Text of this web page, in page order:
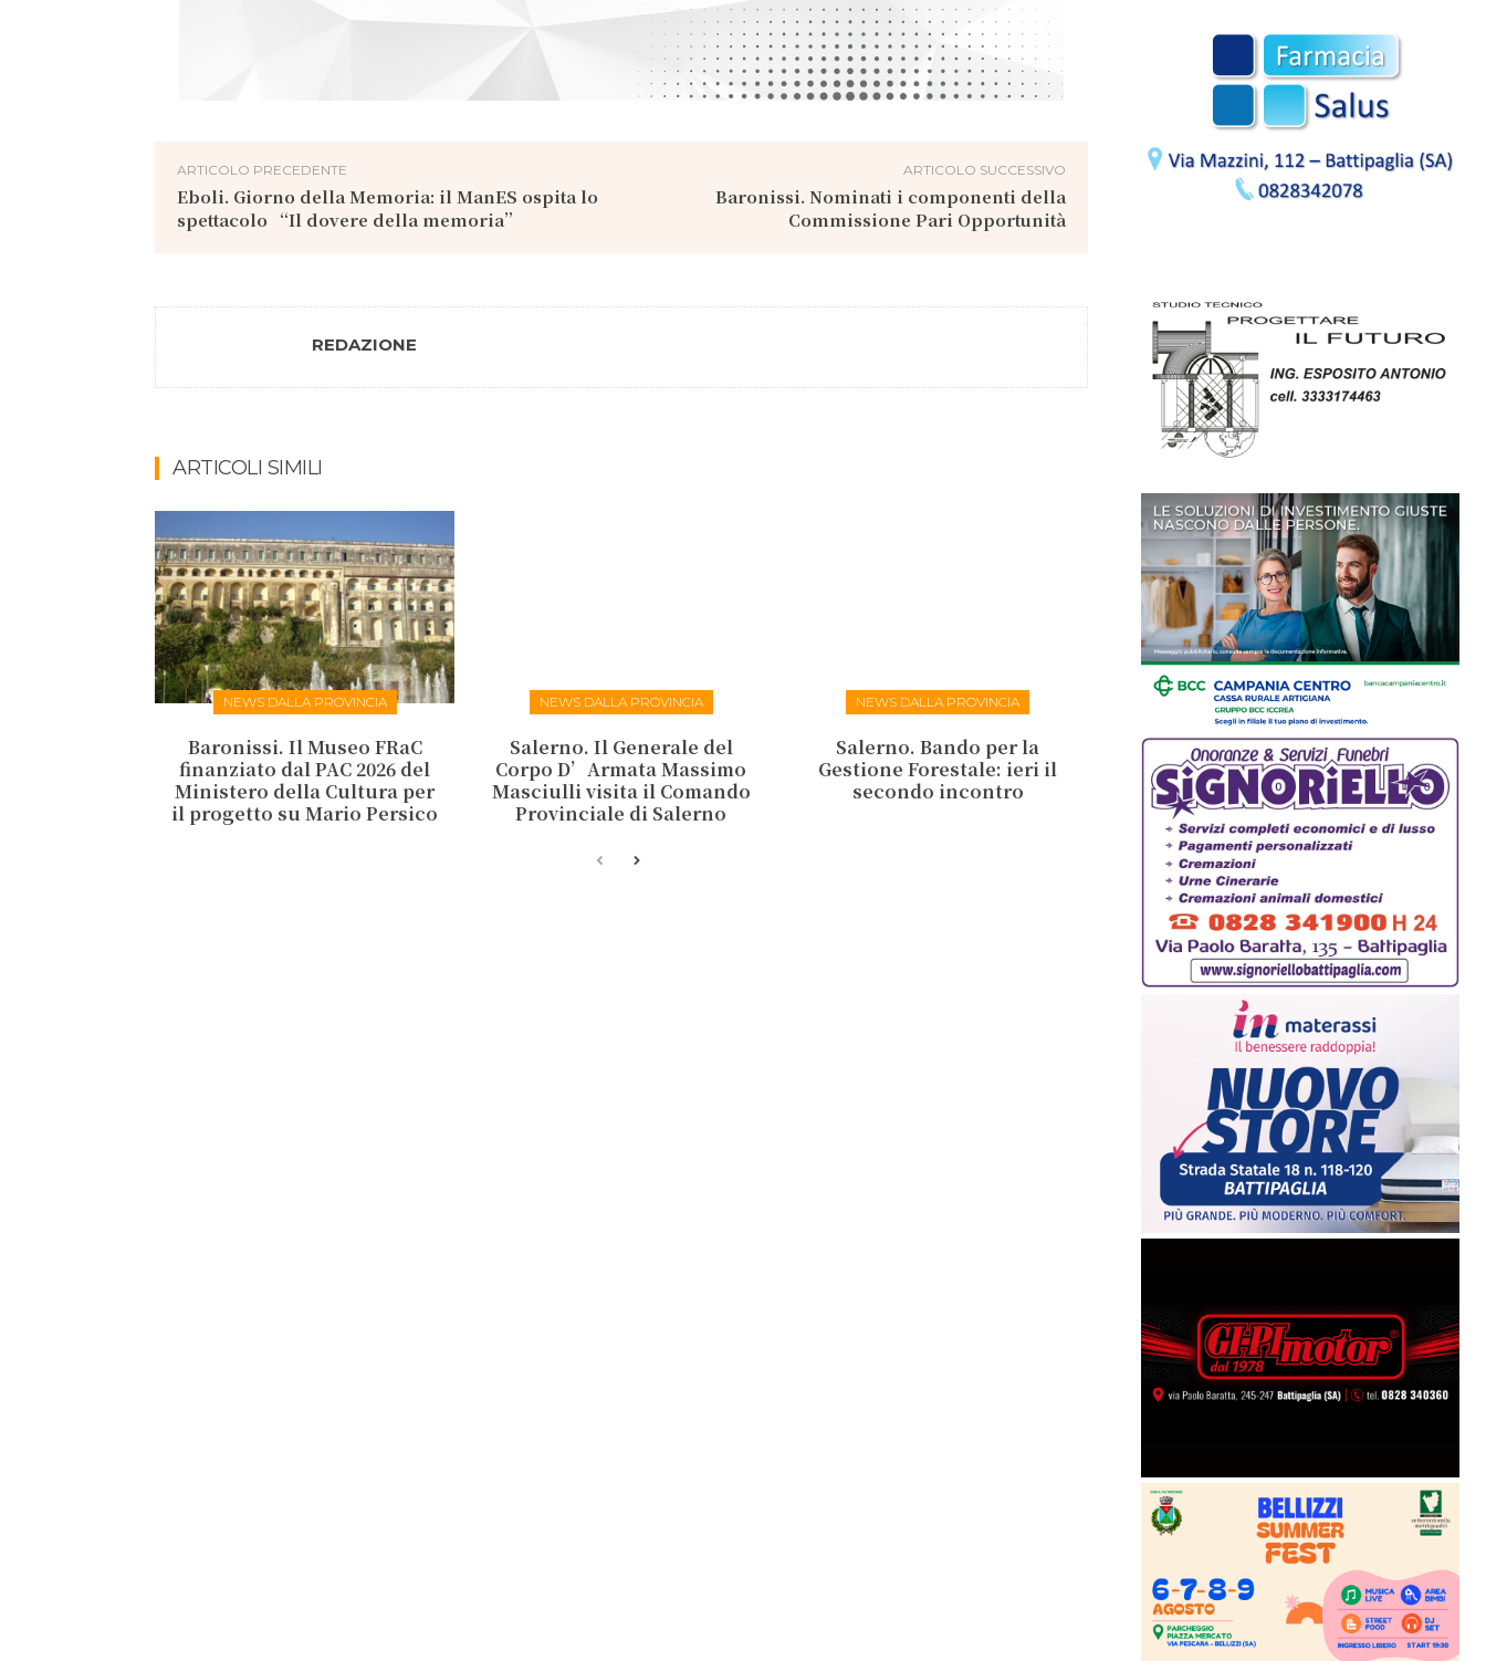
ARTICOLO PRECEDENTE
Eboli. Giorno della Memoria: il ManES ospita lo
spettacolo “Il dovere della memoria”
ARTICOLO SUCCESSIVO
Baronissi. Nominati i componenti della
Commissione Pari Opportunità
REDAZIONE
ARTICOLI SIMILI
NEWS DALLA PROVINCIA
Baronissi. Il Museo FRaC
finanziato dal PAC 2026 del
Ministero della Cultura per
il progetto su Mario Persico
NEWS DALLA PROVINCIA
Salerno. Il Generale del
Corpo D’Armata Massimo
Masciulli visita il Comando
Provinciale di Salerno
NEWS DALLA PROVINCIA
Salerno. Bando per la
Gestione Forestale: ieri il
secondo incontro